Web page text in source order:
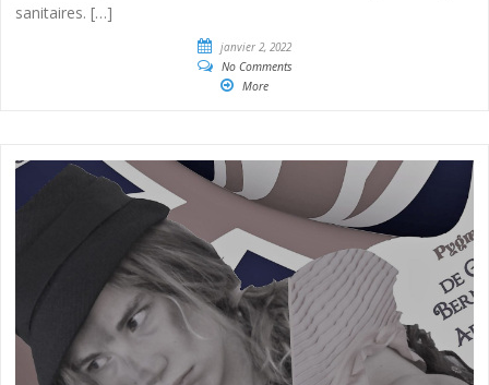
sanitaires. […]
janvier 2, 2022
No Comments
More